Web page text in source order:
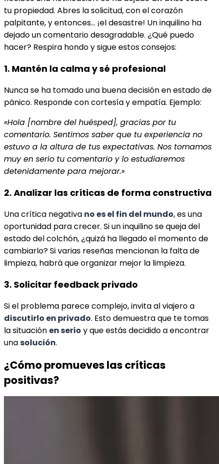
tu propiedad. Abres la solicitud, con el corazón
palpitante, y entonces… ¡el desastre! Un inquilino ha
dejado un comentario desagradable. ¿Qué puedo
hacer? Respira hondo y sigue estos consejos:
1. Mantén la calma y sé profesional
Nunca se ha tomado una buena decisión en estado de
pánico. Responde con cortesía y empatía. Ejemplo:
«Hola [nombre del huésped], gracias por tu
comentario. Sentimos saber que tu experiencia no
estuvo a la altura de tus expectativas. Nos tomamos
muy en serio tu comentario y lo estudiaremos
detenidamente para mejorar.»
2. Analizar las críticas de forma constructiva
Una crítica negativa no es el fin del mundo, es una
oportunidad para crecer. Si un inquilino se queja del
estado del colchón, ¿quizá ha llegado el momento de
cambiarlo? Si varias reseñas mencionan la falta de
limpieza, habrá que organizar mejor la limpieza.
3. Solicitar feedback privado
Si el problema parece complejo, invita al viajero a
discutirlo en privado. Esto demuestra que te tomas
la situación en serio y que estás decidido a encontrar
unasolución.
¿Cómo promueves las críticas
positivas?